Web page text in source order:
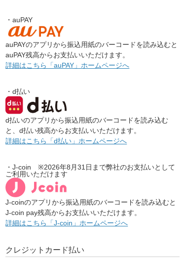
・auPAY
auPAYのアプリから振込用紙のバーコードを読み込むと
auPAY残高からお支払いいただけます。
詳細はこちら「auPAY」ホームページへ
・d払い
d払いのアプリから振込用紙のバーコードを読み込む
と、d払い残高からお支払いいただけます。
詳細はこちら「d払い」ホームページへ
・J-coin ※2026年8月31日まで弊社のお支払いとして
ご利用いただけます
J-coinのアプリから振込用紙のバーコードを読み込むと
J-coin pay残高からお支払いいただけます。
詳細はこちら「J-coin」ホームページへ
クレジットカード払い